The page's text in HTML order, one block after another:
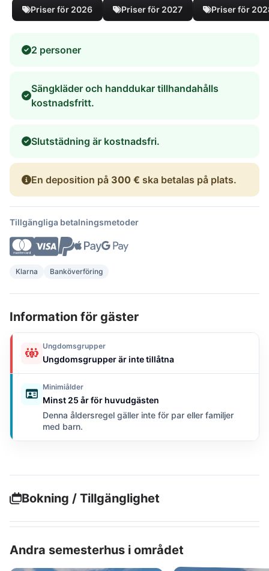
Priser för 2026 Priser för 2027 Priser för
2 personer
Sängkläder och handdukar tillhandahålls
kostnadsfritt.
Slutstädning är kostnadsfri.
En deposition på 300 € ska betalas på plats.
Tillgängliga betalningsmetoder
Klarna Banköverföring
Information för gäster
Ungdomsgrupper
Ungdomsgrupper är inte tillåtna
Minimiålder
Minst 25 år för huvudgästen
Denna åldersregel gäller inte för par eller familjer
med barn.
Bokning / Tillgänglighet
Andra semesterhus i området